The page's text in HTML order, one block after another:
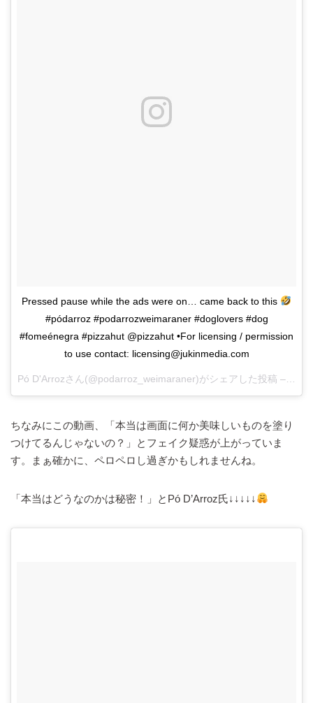
Pressed pause while the ads were on… came back to this
#pódarroz #podarrozweimaraner #doglovers #dog
#fomeénegra #pizzahut @pizzahut •For licensing / permission
to use contact: licensing@jukinmedia.com
Pó D'Arrozさん(@podarroz_weimaraner)がシェアした投稿 –
ちなみにこの動画、「本当は画面に何か美味しいものを塗り
つけてるんじゃないの？」とフェイク疑惑が上がっていま
す。まぁ確かに、ペロペロし過ぎかもしれませんね。
「本当はどうなのかは秘密！」とPó D’Arroz氏↓↓↓↓↓